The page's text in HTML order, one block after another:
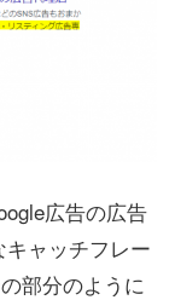
広告の広告
ャッチフレー
部分のように